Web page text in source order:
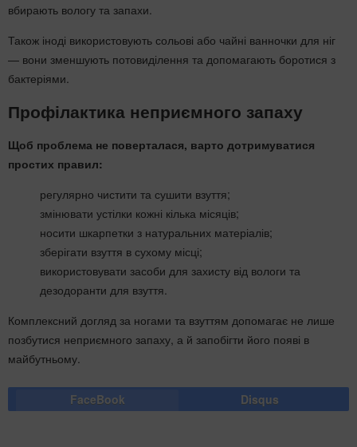
вбирають вологу та запахи.
Також іноді використовують сольові або чайні ванночки для ніг
— вони зменшують потовиділення та допомагають боротися з
бактеріями.
Профілактика неприємного запаху
Щоб проблема не поверталася, варто дотримуватися
простих правил:
регулярно чистити та сушити взуття;
змінювати устілки кожні кілька місяців;
носити шкарпетки з натуральних матеріалів;
зберігати взуття в сухому місці;
використовувати засоби для захисту від вологи та
дезодоранти для взуття.
Комплексний догляд за ногами та взуттям допомагає не лише
позбутися неприємного запаху, а й запобігти його появі в
майбутньому.
FaceBook Disqus